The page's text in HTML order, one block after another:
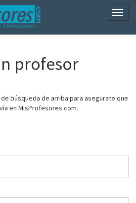
profesor
búsqueda de arriba para asegurate que
en MisProfesores.com.